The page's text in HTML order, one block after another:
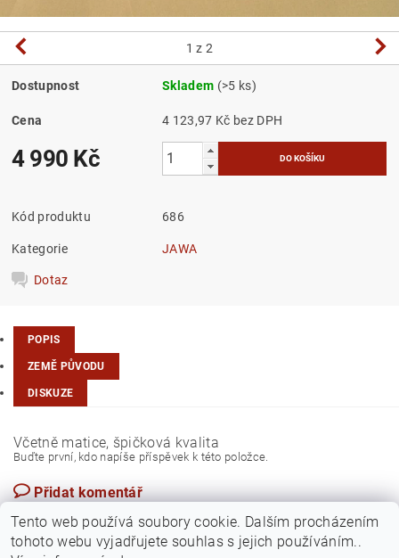
1 z 2
Dostupnost Skladem (>5 ks)
Cena 4 123,97 Kč bez DPH
4 990 Kč
Kód produktu 686
Kategorie JAWA
Dotaz
POPIS
ZEMĚ PŮVODU
DISKUZE
Včetně matice, špičková kvalita
Buďte první, kdo napíše příspěvek k této položce.
Přidat komentář
Tento web používá soubory cookie. Dalším procházením
tohoto webu vyjadřujete souhlas s jejich používáním..